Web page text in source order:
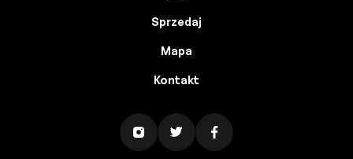
Sprzedaj
Mapa
Kontakt